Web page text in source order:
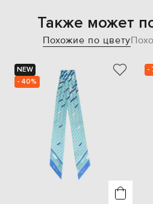
Также может
Похожие по цвету
NEW
- 40%
-